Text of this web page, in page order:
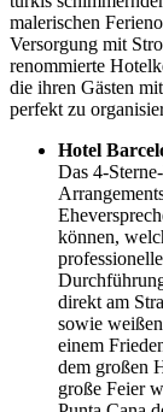
malerischen
Versorgung mit
renommierte
die ihren Gästen
perfekt zu
Hotel
Das 4-
können,
direkt am
sowie
einem
dem großen
große Feier